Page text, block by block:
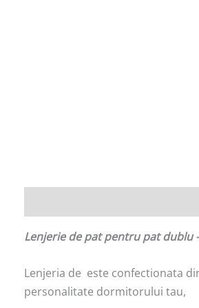
Lenjerie de pat pentru pat dublu
Lenjeria de este confectionata
personalitate dormitorului tau,